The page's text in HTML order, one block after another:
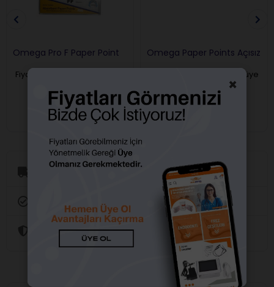
Omega Pro F Paper Point
Fiyatları görebilmek için üye
Omega Paper Points Açısız
Fiyatları görebilmek için üye
girişi yapmalısınız.
Orijinal Ürün Garantisi
Güvenli Alışveriş
×